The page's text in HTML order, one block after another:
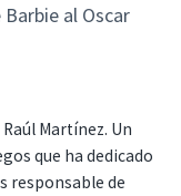
al Oscar
Martínez. Un
que ha dedicado
responsable de